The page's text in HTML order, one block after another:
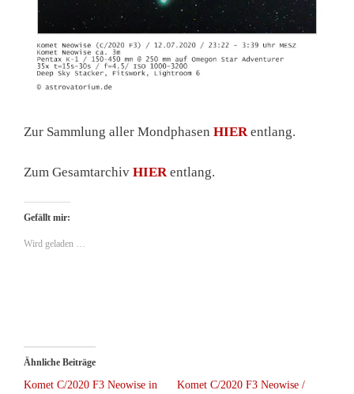
Zur Sammlung aller Mondphasen HIERentlang.
Zum Gesamtarchiv HIERentlang.
Gefällt mir:
Wird geladen …
Ähnliche Beiträge
Komet C/2020 F3 Neowise in
Komet C/2020 F3 Neowise /